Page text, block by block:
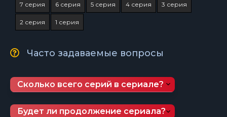
7 серия 6 серия 5 серия 4 серия 3 серия
2 серия 1 серия
Часто задаваемые вопросы
Сколько всего серий в сериале?
Будет ли продолжение сериала?